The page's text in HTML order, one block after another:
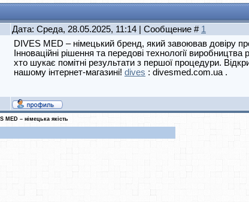
Дата: Среда, 28.05.2025, 11:14 | Сообщение # 1
DIVES MED – німецький бренд, який завоював довіру
Інноваційні рішення та передові технології
хто шукає помітні результати з першої процедури.
нашому інтернет-магазині! dives : divesmed.com.ua .
MED – німецька якість